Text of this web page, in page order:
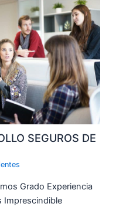
SEGUROS DE
Grado Experiencia
Imprescindible